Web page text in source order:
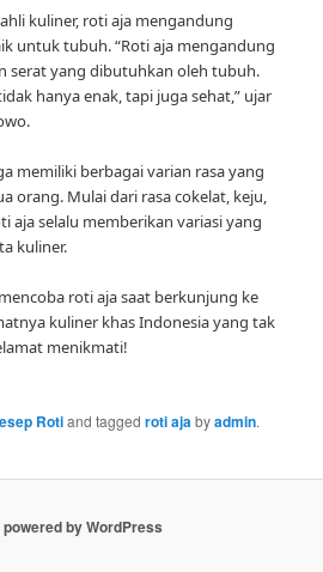
kuliner, roti aja mengandung
untuk tubuh. “Roti aja mengandung
serat yang dibutuhkan oleh tubuh.
hanya enak, tapi juga sehat,” ujar
memiliki berbagai varian rasa yang
orang. Mulai dari rasa cokelat, keju,
aja selalu memberikan variasi yang
kuliner.
roti aja saat berkunjung ke
kuliner khas Indonesia yang tak
menikmati!
Rotiand taggedroti ajabyadmin.
by WordPress